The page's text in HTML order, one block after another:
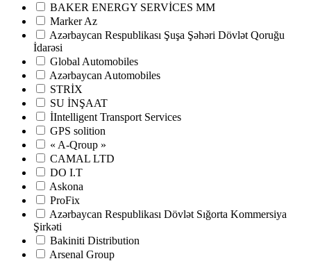
BAKER ENERGY SERVİCES MM
Marker Az
Azərbaycan Respublikası Şuşa Şəhəri Dövlət Qoruğu
İdarəsi
Global Automobiles
Azərbaycan Automobiles
STRİX
SU İNŞAAT
İIntelligent Transport Services
GPS solition
« A-Qroup »
CAMAL LTD
DO I.T
Askona
ProFix
Azərbaycan Respublikası Dövlət Sığorta Kommersiya
Şirkəti
Bakiniti Distribution
Arsenal Group